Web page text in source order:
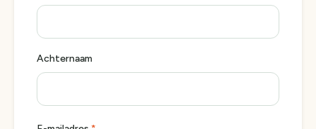
Achternaam